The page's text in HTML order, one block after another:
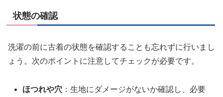
状態の確認
洗濯の前に古着の状態を確認することも忘れずに行いまし
ょう。次のポイントに注意してチェックが必要です。
ほつれや穴 ：生地にダメージがないか確認し、必要